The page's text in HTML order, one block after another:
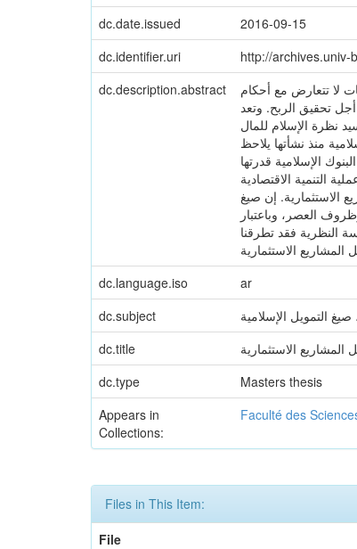
dc.date.issued
2016-09-15
dc.identifier.uri
http://archives.univ-
dc.description.abstract
لا تتعارض مع أحكام
تحقيق الربح. وتعد
نظرة الإسلام للمال
منذ نشأتها يلاحظ
الإسلامية قدرتها
التنمية الاقتصادية
الاستثمارية. إن صيغ
العصر، وباعتبار
النظرية فقد تطرقنا
الاستثمارية
dc.language.iso ar
dc.subject
صيغ التمويل الإسلامية
dc.title
المشاريع الاستثمارية
dc.type
Masters thesis
Appears in
Collections:
Faculté des
Files in This Item:
File